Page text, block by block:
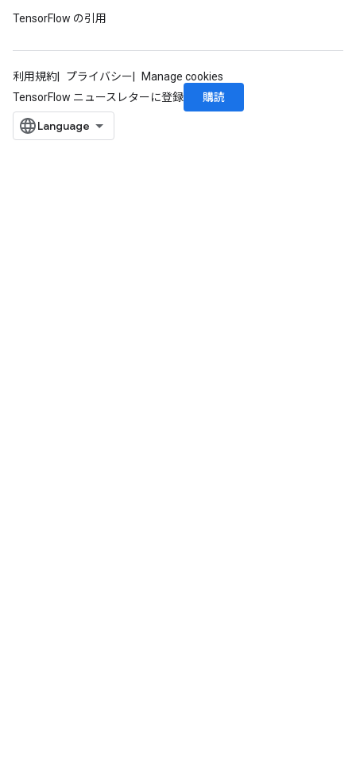
TensorFlow の引用
利用規約 プライバシー
Manage cookies
TensorFlow ニュースレターに登録
購読